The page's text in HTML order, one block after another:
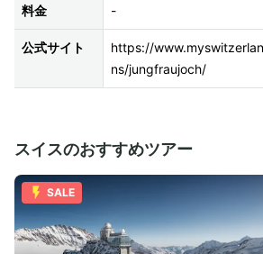
料金 -
公式サイト
https://
ns/jungfraujoch/
スイスのおすすめツアー
SALE